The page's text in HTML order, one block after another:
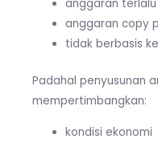
anggaran
anggaran copy
tidak berbasis
Padahal penyusunan
mempertimbangkan:
kondisi ekonomi